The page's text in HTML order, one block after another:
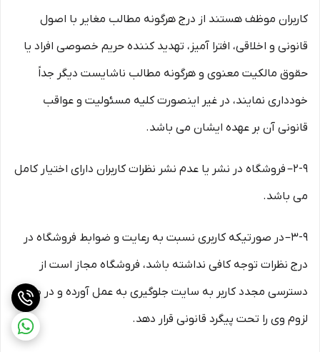
کاربران موظف هستند از درج هرگونه مطالب مغایر با اصول
قانونی و اخلاقی، افترا آمیز، تهدید کننده حریم خصوصی افراد یا
حقوق مالکیت معنوی و هرگونه مطالب ناشایست دیگر جداً
خودداری نمایند، در غیر اینصورت کلیه مسئولیت و عواقب
قانونی آن بر عهده ایشان می باشد.
۲-۹– فروشگاه در نشر یا عدم نشر نظرات کاربران دارای اختیار کامل
می باشد.
۳-۹– در صورتیکه کاربری نسبت به رعایت و ضوابط فروشگاه در
درج نظرات توجه کافی نداشته باشد، فروشگاه مجاز است از
دسترسی مجدد کاربر به سایت جلوگیری به عمل آورده و در صورت
لزوم وی را تحت پیگرد قانونی قرار دهد.